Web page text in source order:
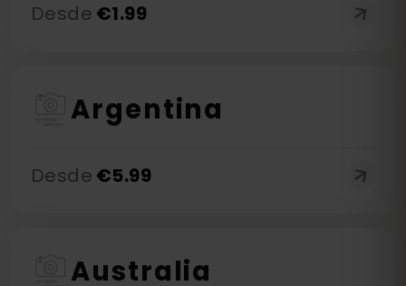
Desde €1.99
Argentina
Desde €5.99
Australia